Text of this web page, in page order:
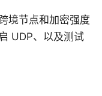
境节点和加密强度
UDP、以及测试